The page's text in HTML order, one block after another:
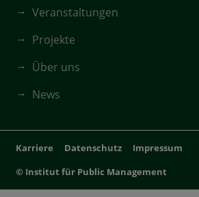
Veranstaltungen
Projekte
Über uns
News
Karriere Datenschutz
Impressum
© Institut für Public Management